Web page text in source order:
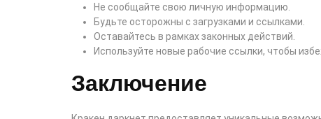
Не сообщайте свою личную информацию.
Будьте осторожны с загрузками и ссылками.
Оставайтесь в рамках законных действий.
Используйте новые рабочие ссылки, чтобы
Заключение